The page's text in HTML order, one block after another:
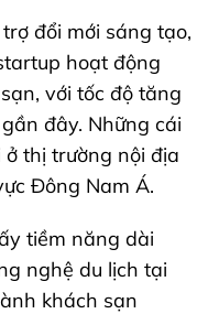
đổi mới sáng tạo,
hoạt động
với tốc độ tăng
đây. Những cái
thị trường nội địa
Đông Nam Á.
tiềm năng dài
nghệ du lịch tại
khách sạn